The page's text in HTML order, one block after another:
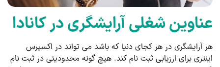
عناوین شغلی آرایشگری در کانادا
هر آرایشگری در هر کجای دنیا که باشد می تواند در اکسپرس
اینتری برای ارزیابی ثبت نام کند. هیچ گونه محدودیتی در ثبت نام